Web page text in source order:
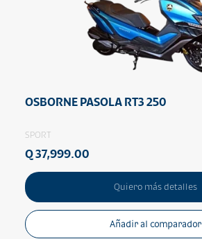
OSBORNE PASOLA RT3 250
SPORT
Q 37,999.00
Quiero más detalles
Añadir al comparador